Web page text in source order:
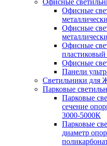
Офисные
Офисные
Офисные
Офисные
Офисные
Панели
Светильники для
Парковые
Парковые
сечение
3000-5000К
Парковые
диаметр